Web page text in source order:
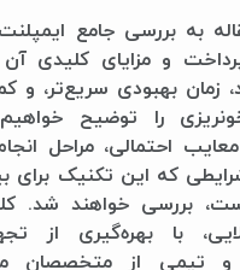
به بررسی جامع
و مزایای کلیدی آن
زمان بهبودی سریع‌تر، و
را توضیح
احتمالی، مراحل
که این تکنیک برای
بررسی خواهند شد.
با بهره‌گیری از
و تیمی از متخصصان